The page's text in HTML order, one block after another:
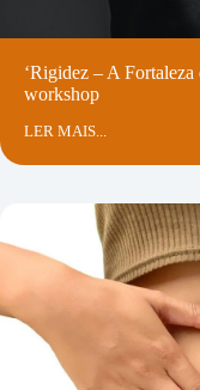
‘Rigidez – A
workshop
LER MAIS...